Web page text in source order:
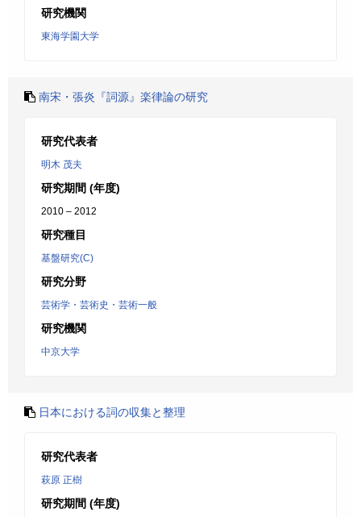
研究機関
東海学園大学
南宋・張炎『詞源』楽律論の研究
研究代表者
明木 茂夫
研究期間 (年度)
2010 – 2012
研究種目
基盤研究(C)
研究分野
芸術学・芸術史・芸術一般
研究機関
中京大学
日本における詞の収集と整理
研究代表者
萩原 正樹
研究期間 (年度)